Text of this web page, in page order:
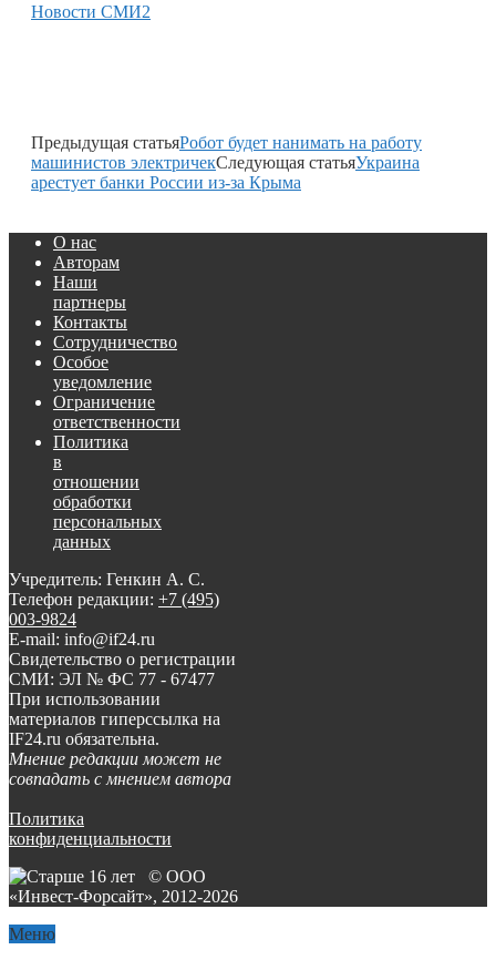
Новости СМИ2
Предыдущая статьяРобот будет нанимать на работу
машинистов электричекСледующая статьяУкраина
арестует банки России из-за Крыма
О нас
Авторам
Наши
партнеры
Контакты
Сотрудничество
Особое
уведомление
Ограничение
ответственности
Политика
в
отношении
обработки
персональных
данных
Учредитель: Генкин А. С.
Телефон редакции: +7 (495)
003-9824
E-mail: info@if24.ru
Свидетельство о регистрации
СМИ: ЭЛ № ФС 77 - 67477
При использовании
материалов гиперссылка на
IF24.ru обязательна.
Мнение редакции может не
совпадать с мнением автора
Политика
конфиденциальности
© ООО
«Инвест-Форсайт», 2012-2026
Меню